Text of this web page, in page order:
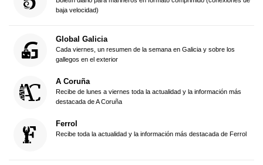
baja velocidad)
Global Galicia
Cada viernes, un resumen de la semana en Galicia y sobre los
gallegos en el exterior
A Coruña
Recibe de lunes a viernes toda la actualidad y la información más
destacada de A Coruña
Ferrol
Recibe toda la actualidad y la información más destacada de Ferrol